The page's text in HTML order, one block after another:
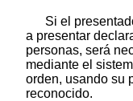
Si el
a presentar
personas, será
mediante el
orden, usando su
reconocido.